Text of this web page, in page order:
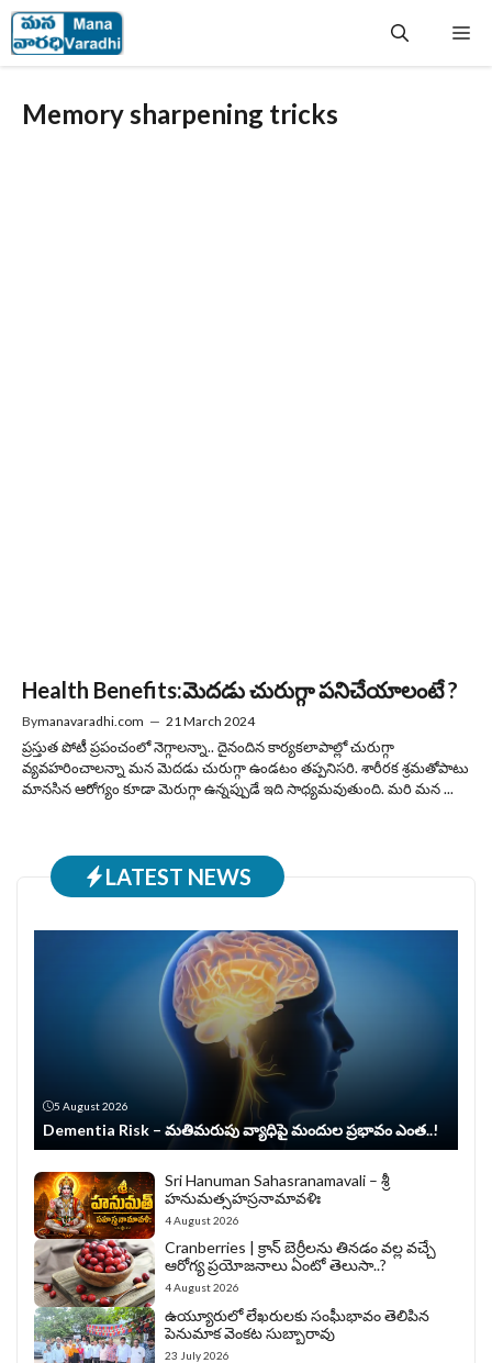
Skip
to
content
Memory sharpening tricks
Health Benefits:మెదడు చురుగ్గా పనిచేయాలంటే ?
Bymanavaradhi.com — 21 March 2024
ప్రస్తుత పోటీ ప్రపంచంలో నెగ్గాలన్నా.. దైనందిన కార్యకలాపాల్లో చురుగ్గా
వ్యవహరించాలన్నా మన మెదడు చురుగ్గా ఉండటం తప్పనిసరి. శారీరక శ్రమతోపాటు
మానసిన ఆరోగ్యం కూడా మెరుగ్గా ఉన్నప్పుడే ఇది సాధ్యమవుతుంది. మరి మన ...
LATEST NEWS
5 August 2026
Dementia Risk – మతిమరుపు వ్యాధిపై మందుల ప్రభావం ఎంత..!
Sri Hanuman Sahasranamavali – శ్రీ
హనుమత్సహస్రనామావళిః
4 August 2026
Cranberries | క్రాన్ బెర్రీల‌ను తిన‌డం వ‌ల్ల వచ్చే
ఆరోగ్య ప్రయోజనాలు ఏంటో తెలుసా..?
4 August 2026
ఉయ్యూరులో లేఖరులకు సంఘీభావం తెలిపిన
పెనుమాక వెంకట సుబ్బారావు
23 July 2026